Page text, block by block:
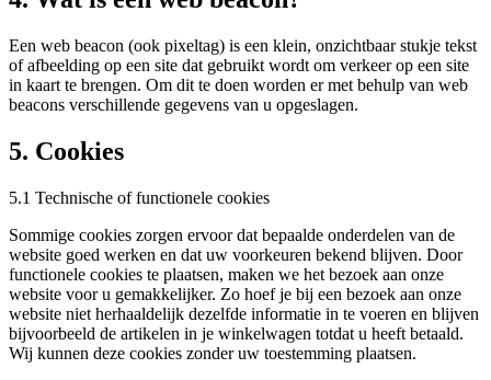
Een web beacon (ook pixeltag) is een klein, onzichtbaar stukje tekst
of afbeelding op een site dat gebruikt wordt om verkeer op een site
in kaart te brengen. Om dit te doen worden er met behulp van web
beacons verschillende gegevens van u opgeslagen.
5. Cookies
5.1 Technische of functionele cookies
Sommige cookies zorgen ervoor dat bepaalde onderdelen van de
website goed werken en dat uw voorkeuren bekend blijven. Door
functionele cookies te plaatsen, maken we het bezoek aan onze
website voor u gemakkelijker. Zo hoef je bij een bezoek aan onze
website niet herhaaldelijk dezelfde informatie in te voeren en blijven
bijvoorbeeld de artikelen in je winkelwagen totdat u heeft betaald.
Wij kunnen deze cookies zonder uw toestemming plaatsen.